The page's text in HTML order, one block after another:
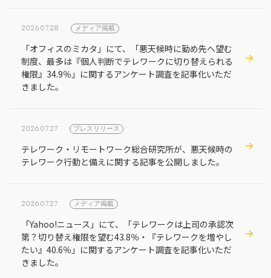
2026.07.28 メディア掲載
「オフィスのミカタ」にて、「悪天候時に勤め先へ望む
制度、最多は『個人判断でテレワークに切り替えられる
権限』34.9％」に関するアンケート調査を記事化いただ
きました。
2026.07.27 プレスリリース
テレワーク・リモートワーク総合研究所が、悪天候時の
テレワーク行動と備えに関する記事を公開しました。
2026.07.27 メディア掲載
「Yahoo!ニュース」にて、「テレワークは上司の承認次
第？切り替え権限を望む43.8％・『テレワークを増やし
たい』40.6％」に関するアンケート調査を記事化いただ
きました。